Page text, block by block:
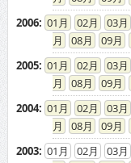
2006: 01 02 03
08
09
2005: 01 02 03
08
09
2004: 01 02 03
08
09
2003: 01 02 03